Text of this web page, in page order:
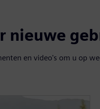
nieuwe
en video's om u op